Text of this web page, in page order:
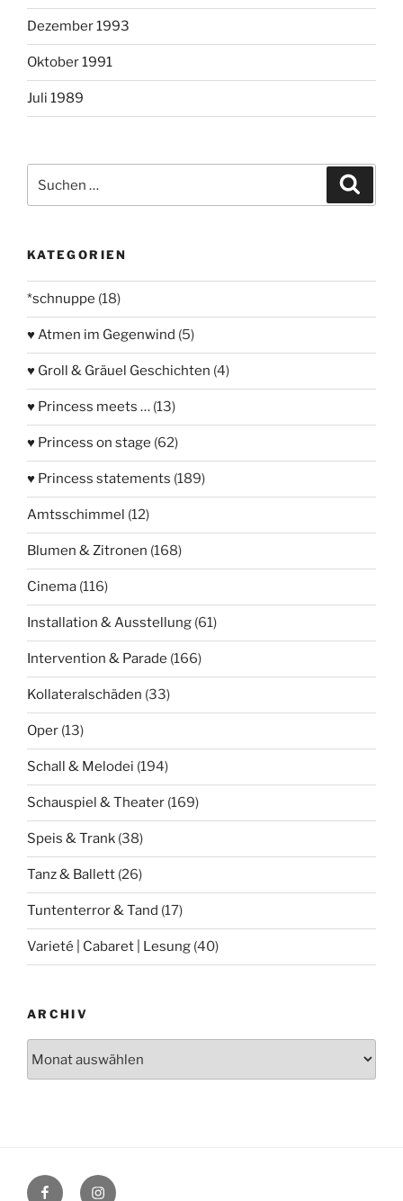
Dezember 1993
Oktober 1991
Juli 1989
nach:
KATEGORIEN
*schnuppe (18)
♥ Atmen im Gegenwind (5)
♥ Groll & Gräuel Geschichten (4)
♥ Princess meets … (13)
♥ Princess on stage (62)
♥ Princess statements (189)
Amtsschimmel (12)
Blumen & Zitronen (168)
Cinema (116)
Installation & Ausstellung (61)
Intervention & Parade (166)
Kollateralschäden (33)
Oper (13)
Schall & Melodei (194)
Schauspiel & Theater (169)
Speis & Trank (38)
Tanz & Ballett (26)
Tuntenterror & Tand (17)
Varieté | Cabaret | Lesung (40)
ARCHIV
FacebookInstagram